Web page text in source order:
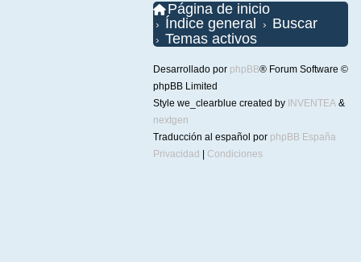
Página de inicio
Índice general
Buscar
Temas activos
Desarrollado por phpBB® Forum Software ©
phpBB Limited
Style we_clearblue created by INVENTEA &
nextgen
Traducción al español por phpBB España
Privacidad
Condiciones